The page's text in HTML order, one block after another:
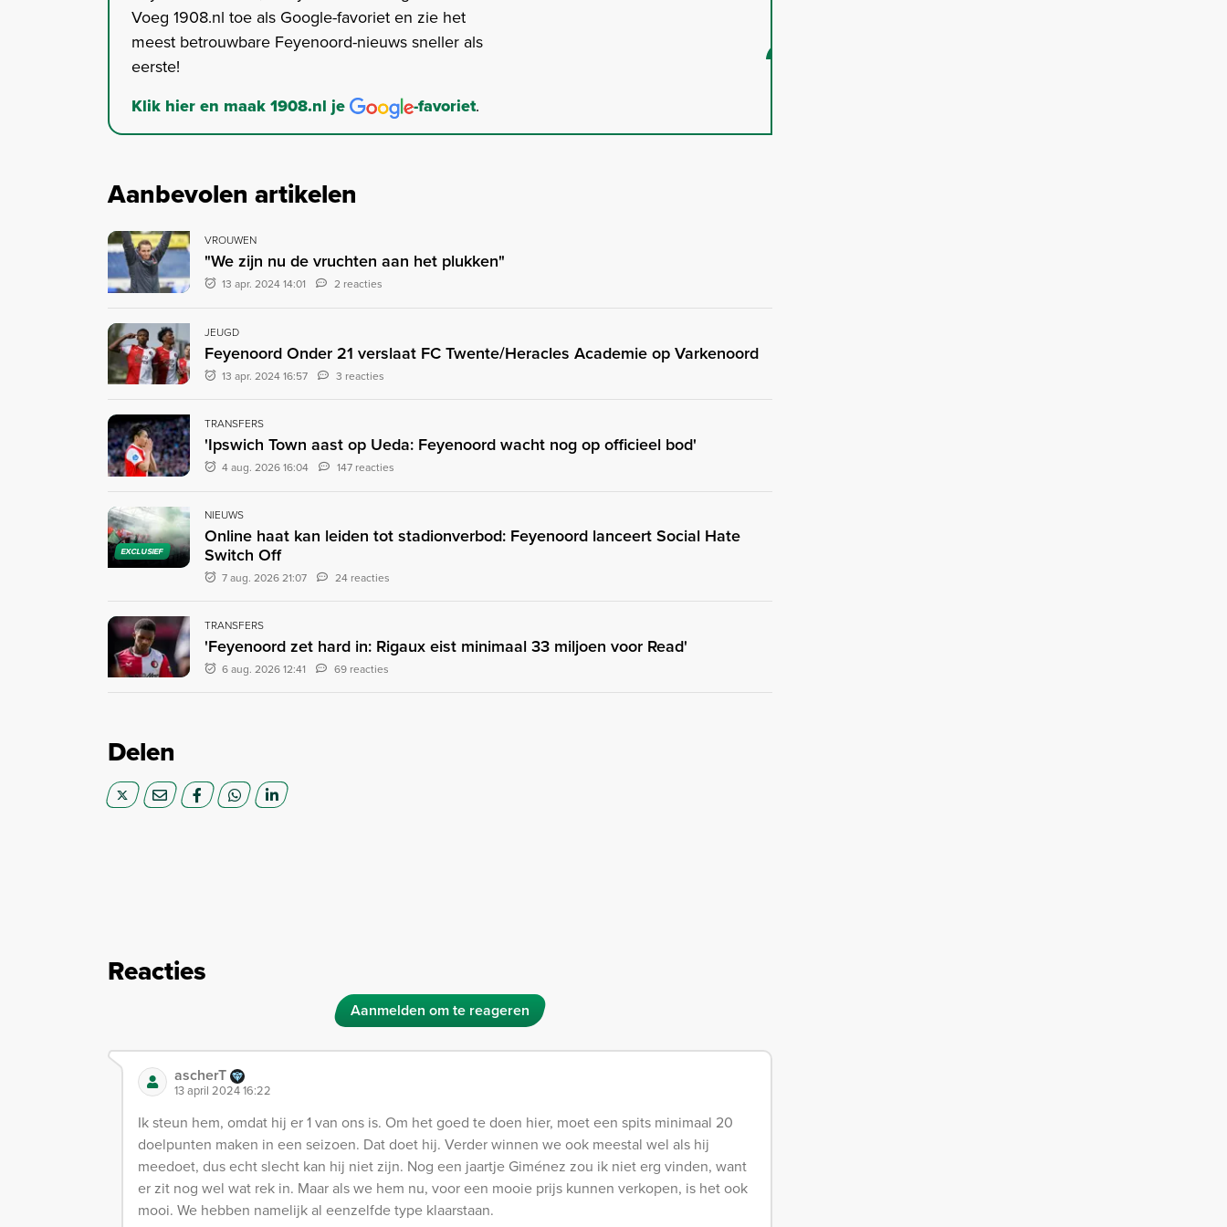
Voeg 1908.nl toe als Google-favoriet en zie het
meest betrouwbare Feyenoord-nieuws sneller als
eerste!
Klik hier en maak 1908.nl je
-favoriet.
Aanbevolen artikelen
VROUWEN
"We zijn nu de vruchten aan het plukken"
13 apr. 2024 14:01 2 reacties
JEUGD
Feyenoord Onder 21 verslaat FC Twente/Heracles Academie op Varkenoord
13 apr. 2024 16:57 3 reacties
TRANSFERS
'Ipswich Town aast op Ueda: Feyenoord wacht nog op officieel bod'
4 aug. 2026 16:04 147 reacties
EXCLUSIEF
NIEUWS
Online haat kan leiden tot stadionverbod: Feyenoord lanceert Social Hate
Switch Off
7 aug. 2026 21:07 24 reacties
TRANSFERS
'Feyenoord zet hard in: Rigaux eist minimaal 33 miljoen voor Read'
6 aug. 2026 12:41 69 reacties
Delen
Reacties
Aanmelden om te reageren
ascherT
13 april 2024 16:22
Ik steun hem, omdat hij er 1 van ons is. Om het goed te doen hier, moet een spits minimaal 20
doelpunten maken in een seizoen. Dat doet hij. Verder winnen we ook meestal wel als hij
meedoet, dus echt slecht kan hij niet zijn. Nog een jaartje Giménez zou ik niet erg vinden, want
er zit nog wel wat rek in. Maar als we hem nu, voor een mooie prijs kunnen verkopen, is het ook
mooi. We hebben namelijk al eenzelfde type klaarstaan.